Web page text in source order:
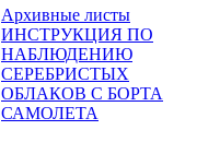
Архивные листы
ИНСТРУКЦИЯ ПО
НАБЛЮДЕНИЮ
СЕРЕБРИСТЫХ
ОБЛАКОВ С БОРТА
САМОЛЕТА